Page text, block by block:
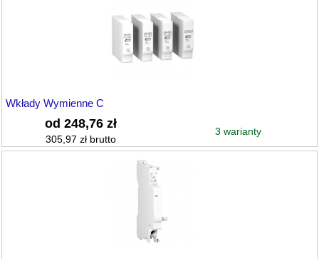
Wkłady Wymienne C
od 248,76 zł
305,97 zł brutto
3 warianty